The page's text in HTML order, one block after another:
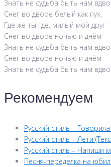
Знать не судьба быть нам
Снег во дворе белый как пух,
Где же ты где, милый мой друг
Снег во дворе ночью и днём
Знать не судьба быть нам
Снег во дворе ночью и днём
Знать не судьба быть нам
Рекомендуем
Русский стиль –
Русский стиль – Лети
Русский стиль – Напиши
Песня-переделка на